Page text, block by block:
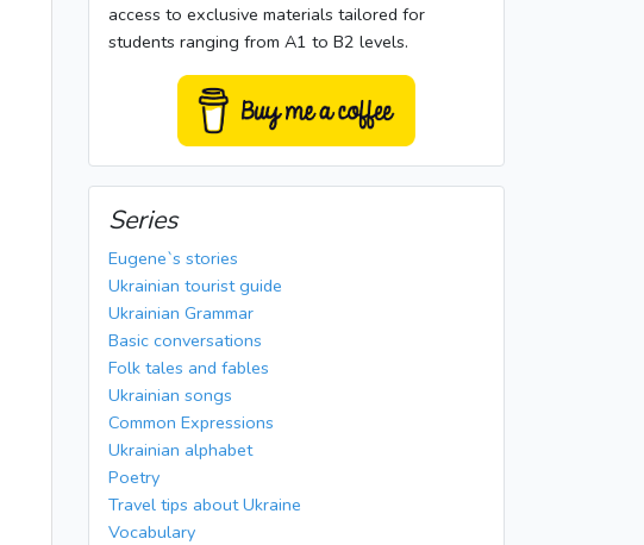
access to exclusive materials tailored for
students ranging from A1 to B2 levels.
Series
Eugene`s stories
Ukrainian tourist guide
Ukrainian Grammar
Basic conversations
Folk tales and fables
Ukrainian songs
Common Expressions
Ukrainian alphabet
Poetry
Travel tips about Ukraine
Vocabulary